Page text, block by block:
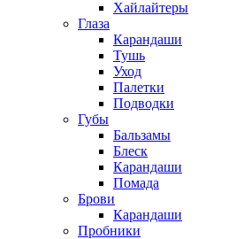
Хайлайтеры
Глаза
Карандаши
Тушь
Уход
Палетки
Подводки
Губы
Бальзамы
Блеск
Карандаши
Помада
Брови
Карандаши
Пробники